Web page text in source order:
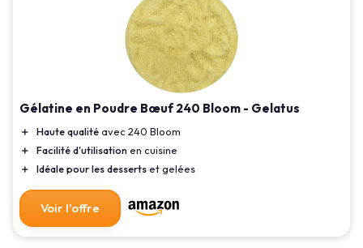
Gélatine en Poudre Bœuf 240 Bloom - Gelatus
＋ Haute qualitéavec 240 Bloom
＋
Facilité d'utilisationen cuisine
＋
Idéale pour les dessertset gelées
Voir l'offre